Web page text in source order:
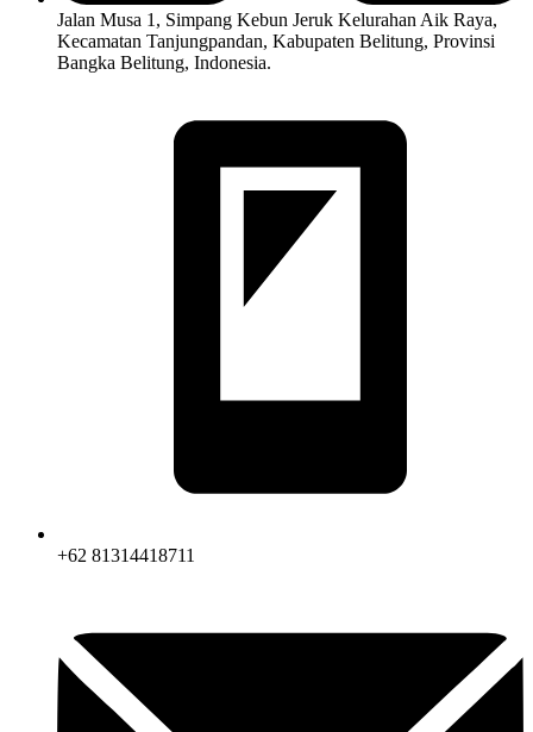
Jalan Musa 1, Simpang Kebun Jeruk Kelurahan Aik Raya,
Kecamatan Tanjungpandan, Kabupaten Belitung, Provinsi
Bangka Belitung, Indonesia.
+62 81314418711